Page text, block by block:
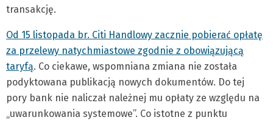
transakcję.
Od 15 listopada br. Citi Handlowy zacznie pobierać opłatę
za przelewy natychmiastowe zgodnie z obowiązującą
taryfą. Co ciekawe, wspomniana zmiana nie została
podyktowana publikacją nowych dokumentów. Do tej
pory bank nie naliczał należnej mu opłaty ze względu na
„uwarunkowania systemowe”. Co istotne z punktu